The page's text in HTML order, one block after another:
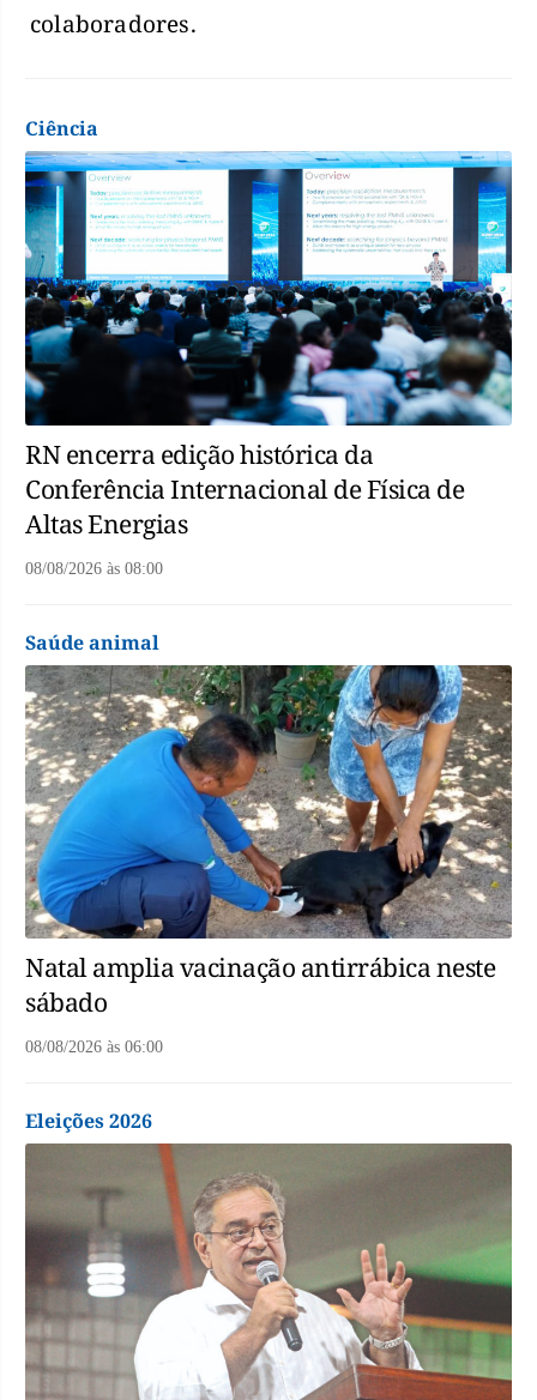
colaboradores.
Ciência
RN encerra edição histórica da
Conferência Internacional de Física de
Altas Energias
08/08/2026 às 08:00
Saúde animal
Natal amplia vacinação antirrábica neste
sábado
08/08/2026 às 06:00
Eleições 2026